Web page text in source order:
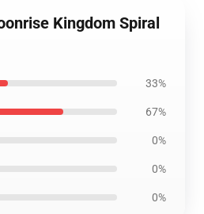
Kingdom Spiral
33%
67%
0%
0%
0%